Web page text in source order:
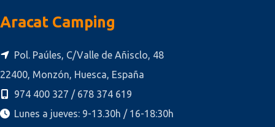
Aracat Camping
Pol. Paúles, C/Valle de Añisclo, 48
22400, Monzón, Huesca, España
974 400 327 / 678 374 619
Lunes a jueves: 9-13.30h / 16-18:30h